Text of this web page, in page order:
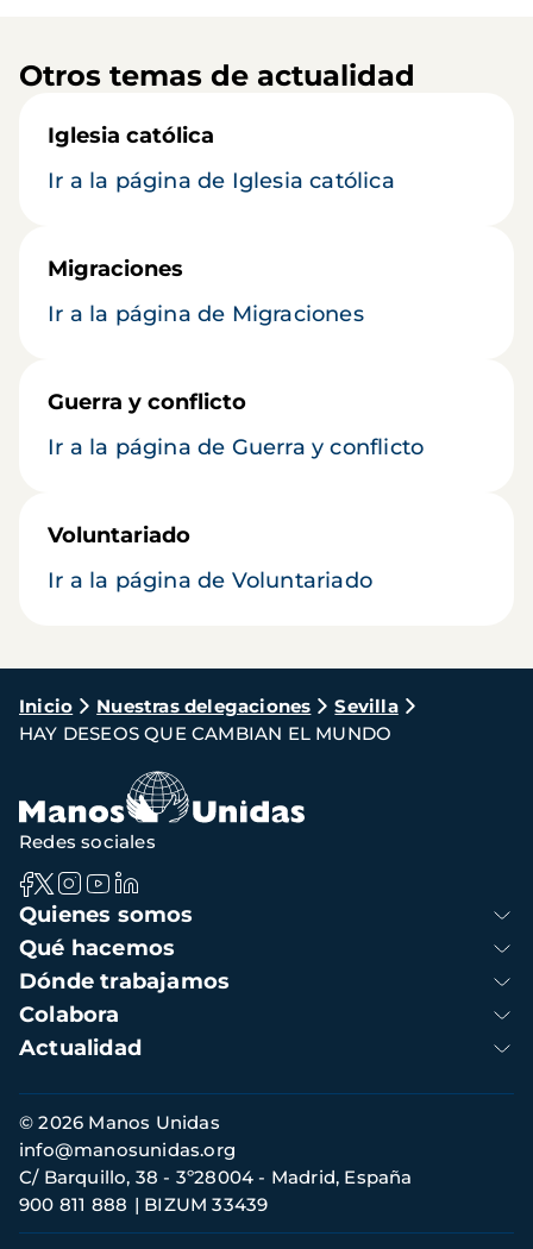
Otros temas de actualidad
Iglesia católica
Ir a la página de Iglesia católica
Migraciones
Ir a la página de Migraciones
Guerra y conflicto
Ir a la página de Guerra y conflicto
Voluntariado
Ir a la página de Voluntariado
Ruta
de
navegación
Inicio Nuestras delegaciones
Sevilla
HAY DESEOS QUE CAMBIAN EL MUNDO
Navegación
principal
Quienes somos
Qué hacemos
Dónde trabajamos
Colabora
Actualidad
Redes sociales
Información
de
contacto
© 2026 Manos Unidas
C/ Barquillo, 38 - 3º28004 - Madrid, España
900 811 888
BIZUM 33439
info@manosunidas.org